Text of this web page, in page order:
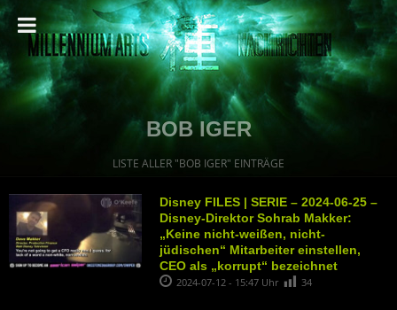
BOB IGER
LISTE ALLER "BOB IGER" EINTRÄGE
Disney FILES | SERIE – 2024-06-25 –
Disney-Direktor Sohrab Makker:
„Keine nicht-weißen, nicht-
jüdischen“ Mitarbeiter einstellen,
CEO als „korrupt“ bezeichnet
2024-07-12 - 15:47 Uhr 34